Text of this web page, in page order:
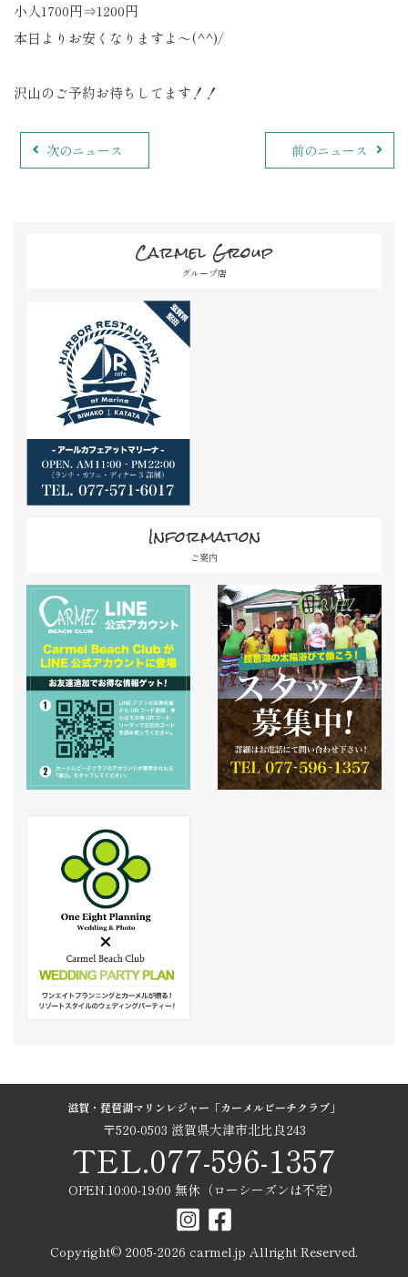
小人1700円⇒1200円
本日よりお安くなりますよ～(^^)/
沢山のご予約お待ちしてます！！
次のニュース 前のニュース
Carmel Group
グループ店
Information
ご案内
滋賀・琵琶湖マリンレジャー「カーメルビーチクラブ」
〒520-0503 滋賀県大津市北比良243
TEL.077-596-1357
OPEN.10:00-19:00 無休（ローシーズンは不定）
Copyright© 2005-2026 carmel.jp Allright Reserved.